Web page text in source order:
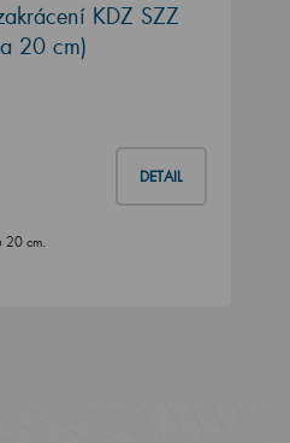
KDZ SZZ
20 cm)
DETAIL
20 cm.